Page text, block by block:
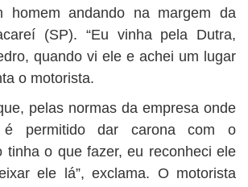
homem andando na margem da
(SP). “Eu vinha pela Dutra,
quando vi ele e achei um lugar
o motorista.
pelas normas da empresa onde
é permitido dar carona com o
tinha o que fazer, eu reconheci ele
ele lá”, exclama. O motorista